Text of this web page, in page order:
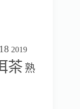
2019
茶 熟